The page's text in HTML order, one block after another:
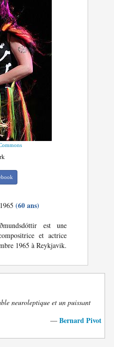
(60 ans)
est une
et actrice
1965 à Reykjavik.
neuroleptique et un puissant
— Bernard Pivot